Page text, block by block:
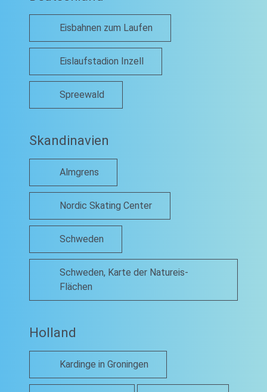
Eisbahnen zum Laufen
Eislaufstadion Inzell
Spreewald
Skandinavien
Almgrens
Nordic Skating Center
Schweden
Schweden, Karte der Natureis-
Flächen
Holland
Kardinge in Groningen